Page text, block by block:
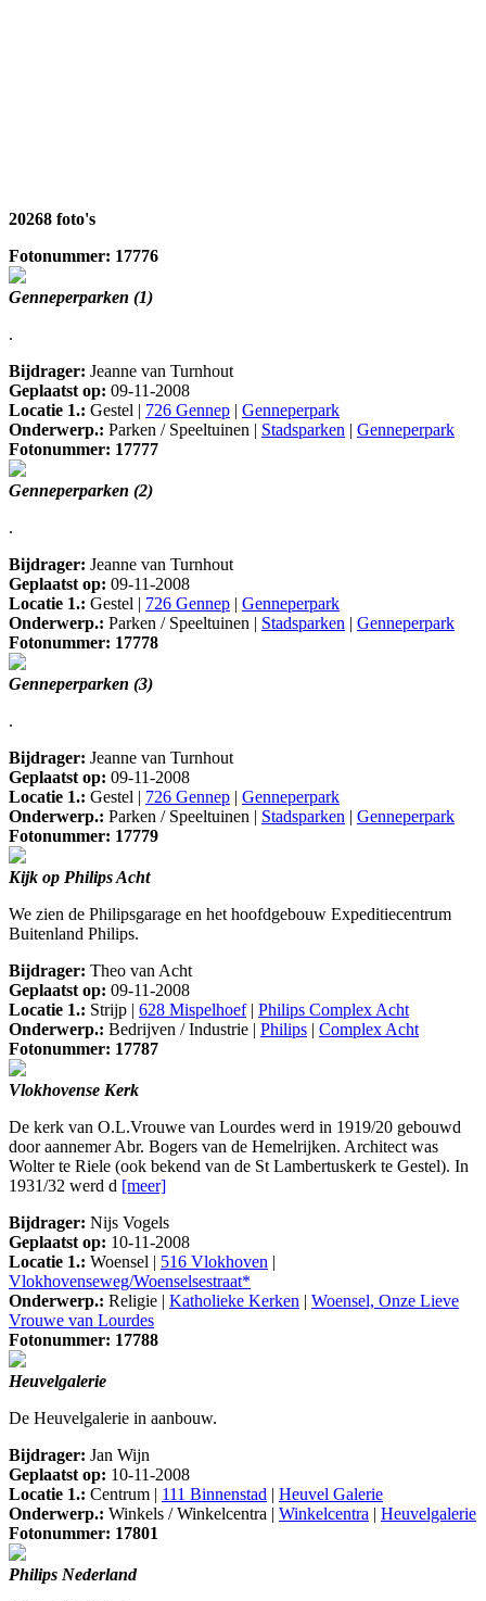
20268 foto's
Fotonummer: 17776
Genneperparken (1)
.
Bijdrager: Jeanne van Turnhout
Geplaatst op: 09-11-2008
Locatie 1.: Gestel | 726 Gennep | Genneperpark
Onderwerp.: Parken / Speeltuinen | Stadsparken | Genneperpark
Fotonummer: 17777
Genneperparken (2)
.
Bijdrager: Jeanne van Turnhout
Geplaatst op: 09-11-2008
Locatie 1.: Gestel | 726 Gennep | Genneperpark
Onderwerp.: Parken / Speeltuinen | Stadsparken | Genneperpark
Fotonummer: 17778
Genneperparken (3)
.
Bijdrager: Jeanne van Turnhout
Geplaatst op: 09-11-2008
Locatie 1.: Gestel | 726 Gennep | Genneperpark
Onderwerp.: Parken / Speeltuinen | Stadsparken | Genneperpark
Fotonummer: 17779
Kijk op Philips Acht
We zien de Philipsgarage en het hoofdgebouw Expeditiecentrum
Buitenland Philips.
Bijdrager: Theo van Acht
Geplaatst op: 09-11-2008
Locatie 1.: Strijp | 628 Mispelhoef| Philips Complex Acht
Onderwerp.: Bedrijven / Industrie | Philips | Complex Acht
Fotonummer: 17787
Vlokhovense Kerk
De kerk van O.L.Vrouwe van Lourdes werd in 1919/20 gebouwd
door aannemer Abr. Bogers van de Hemelrijken. Architect was
Wolter te Riele (ook bekend van de St Lambertuskerk te Gestel). In
1931/32 werd d [meer]
Bijdrager: Nijs Vogels
Geplaatst op: 10-11-2008
Locatie 1.: Woensel | 516 Vlokhoven |
Vlokhovenseweg/Woenselsestraat*
Onderwerp.: Religie | Katholieke Kerken | Woensel, Onze Lieve
Vrouwe van Lourdes
Fotonummer: 17788
Heuvelgalerie
De Heuvelgalerie in aanbouw.
Bijdrager: Jan Wijn
Geplaatst op: 10-11-2008
Locatie 1.: Centrum | 111 Binnenstad | Heuvel Galerie
Onderwerp.: Winkels / Winkelcentra | Winkelcentra | Heuvelgalerie
Fotonummer: 17801
Philips Nederland